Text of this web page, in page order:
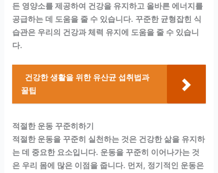
든 영양소를 제공하여 건강을 유지하고 올바른 에너지를
공급하는 데 도움을 줄 수 있습니다. 꾸준한 균형잡힌 식
습관은 우리의 건강과 체력 유지에 도움을 줄 수 있습니
다.
건강한 생활을 위한 유산균 섭취법과
꿀팁
적절한 운동 꾸준히하기
적절한 운동을 꾸준히 실천하는 것은 건강한 삶을 유지하
는 데 중요한 요소입니다. 운동을 꾸준히 이어나가는 것
은 우리 몸에 많은 이점을 줍니다. 먼저, 정기적인 운동은